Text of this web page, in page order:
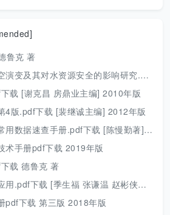
鲁克 著
其对水资源安全的影响研究.pdf 胡光伟 著 2017年版
载 [谢克昌 房鼎业主编] 2010年版
4版.pdf下载 [裴继诚主编] 2012年版
据速查手册.pdf下载 [陈慢勤著] 2010年版
术手册pdf下载 2019年版
载 德鲁克 著
下载 [季生福 张谦温 赵彬侠编] 2011年版
pdf下载 第三版 2018年版